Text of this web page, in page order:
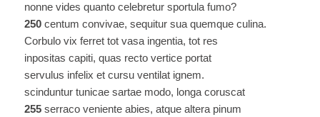
nonne vides quanto celebretur sportula fumo?
250centum convivae, sequitur sua quemque culina.
Corbulo vix ferret tot vasa ingentia, tot res
inpositas capiti, quas recto vertice portat
servulus infelix et cursu ventilat ignem.
scinduntur tunicae sartae modo, longa coruscat
255serraco veniente abies, atque altera pinum